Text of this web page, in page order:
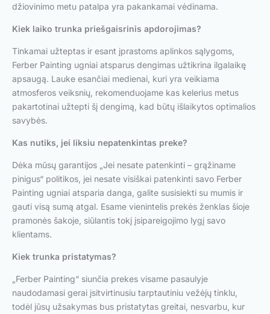
džiovinimo metu patalpa yra pakankamai vėdinama.
Kiek laiko trunka priešgaisrinis apdorojimas?
Tinkamai užteptas ir esant įprastoms aplinkos sąlygoms,
Ferber Painting ugniai atsparus dengimas užtikrina ilgalaikę
apsaugą. Lauke esančiai medienai, kuri yra veikiama
atmosferos veiksnių, rekomenduojame kas kelerius metus
pakartotinai užtepti šį dengimą, kad būtų išlaikytos optimalios
savybės.
Kas nutiks, jei liksiu nepatenkintas preke?
Dėka mūsų garantijos „Jei nesate patenkinti – grąžiname
pinigus“ politikos, jei nesate visiškai patenkinti savo Ferber
Painting ugniai atsparia danga, galite susisiekti su mumis ir
gauti visą sumą atgal. Esame vienintelis prekės ženklas šioje
pramonės šakoje, siūlantis tokį įsipareigojimo lygį savo
klientams.
Kiek trunka pristatymas?
„Ferber Painting“ siunčia prekes visame pasaulyje
naudodamasi gerai įsitvirtinusiu tarptautiniu vežėjų tinklu,
todėl jūsų užsakymas bus pristatytas greitai, nesvarbu, kur